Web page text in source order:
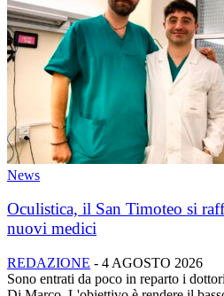
News
Oculistica, il San Timoteo si
nuovi medici
REDAZIONE - 4 AGOSTO 2026
Sono entrati da poco in reparto i